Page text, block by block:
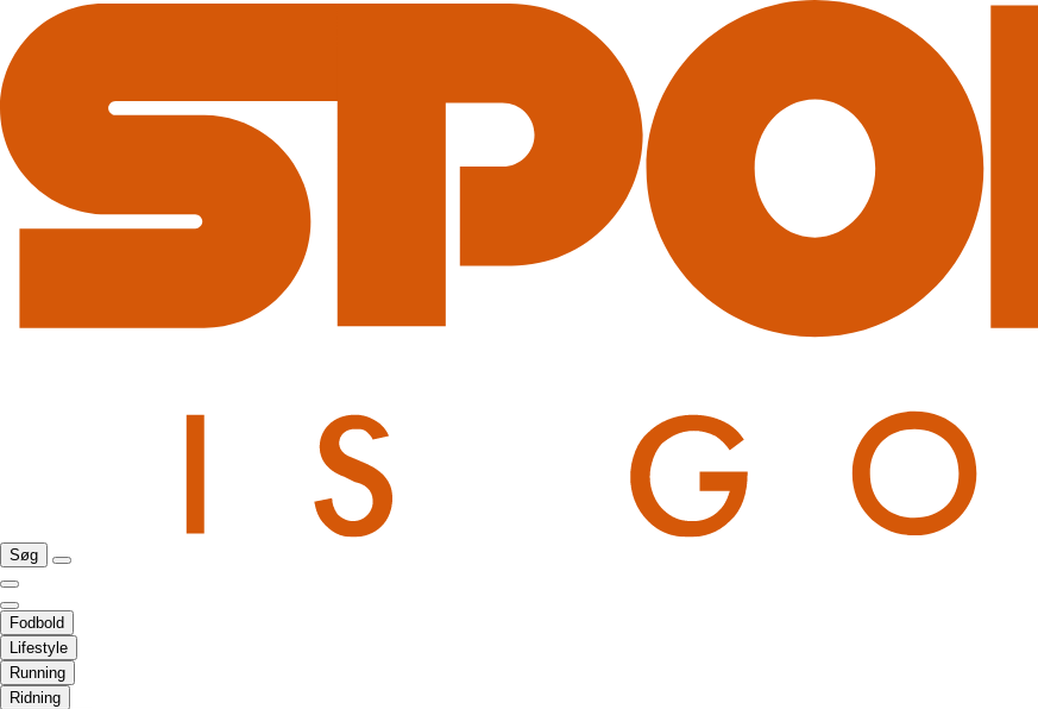
Søg
Fodbold
Lifestyle
Running
Ridning